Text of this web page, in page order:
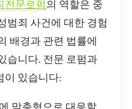
전문로펌의 역할은 중
범죄 사건에 대한 경험
배경과 관련 법률에
습니다. 전문 로펌과
이 있습니다: